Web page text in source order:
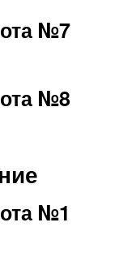
№7
№8
№1